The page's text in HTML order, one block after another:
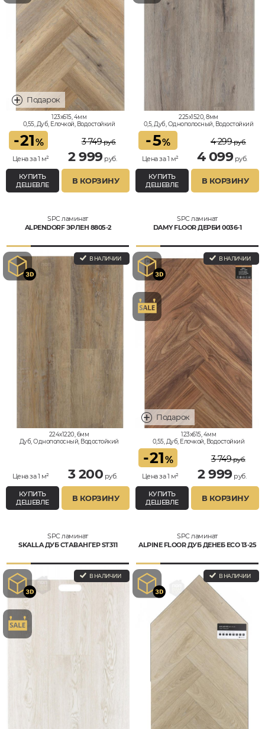
123x615, 4мм
0,55, Дуб, Елочкой, Водостойкий
-21%
Цена за 1 м²
3 749руб.
2 999руб.
КУПИТЬ
ДЕШЕВЛЕ
В КОРЗИНУ
225x1520, 8мм
0,5, Дуб, Однополосный, Водостойкий
-5%
Цена за 1 м²
4 299руб.
4 099руб.
КУПИТЬ
ДЕШЕВЛЕ
В КОРЗИНУ
SPC ламинат
ALPENDORF ЭРЛЕН 8805-2
В НАЛИЧИИ
224x1220, 6мм
Дуб, Однополосный, Водостойкий
Цена за 1 м² 3 200 руб.
КУПИТЬ
ДЕШЕВЛЕ
В КОРЗИНУ
SPC ламинат
DAMY FLOOR ДЕРБИ 0036-1
В НАЛИЧИИ
123x615, 4мм
0,55, Дуб, Елочкой, Водостойкий
-21%
Цена за 1 м²
3 749руб.
2 999руб.
КУПИТЬ
ДЕШЕВЛЕ
В КОРЗИНУ
SPC ламинат
SKALLA ДУБ СТАВАНГЕР ST311
В НАЛИЧИИ
SPC ламинат
ALPINE FLOOR ДУБ ДЕНЕБ ECO 13-25
В НАЛИЧИИ